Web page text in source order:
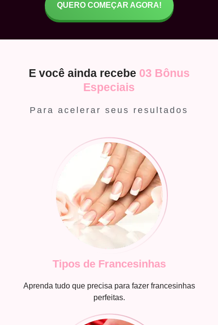
QUERO COMEÇAR AGORA!
E você ainda recebe 03 Bônus
Especiais
Para acelerar seus resultados
Tipos de Francesinhas
Aprenda tudo que precisa para fazer francesinhas
perfeitas.